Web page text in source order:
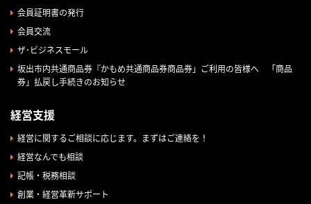
会員証明書の発行
会員交流
ザ･ビジネスモール
坂出市内共通商品券『かもめ共通商品券商品券」ご利用の皆様へ 「商品
券」払戻し手続きのお知らせ
経営支援
経営に関するご相談に応じます。まずはご連絡を！
経営なんでも相談
記帳・税務相談
創業・経営革新サポート